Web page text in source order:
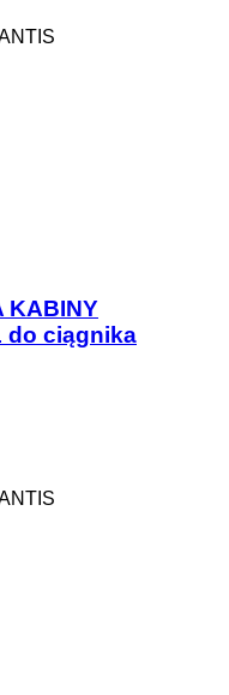
KABINY
do ciągnika